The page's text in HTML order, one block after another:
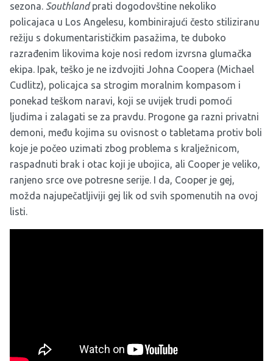
sezona. Southlandprati dogodovštine nekoliko
policajaca u Los Angelesu, kombinirajući često stiliziranu
režiju s dokumentarističkim pasažima, te duboko
razrađenim likovima koje nosi redom izvrsna glumačka
ekipa. Ipak, teško je ne izdvojiti Johna Coopera (Michael
Cudlitz), policajca sa strogim moralnim kompasom i
ponekad teškom naravi, koji se uvijek trudi pomoći
ljudima i zalagati se za pravdu. Progone ga razni privatni
demoni, među kojima su ovisnost o tabletama protiv boli
koje je počeo uzimati zbog problema s kralježnicom,
raspadnuti brak i otac koji je ubojica, ali Cooper je veliko,
ranjeno srce ove potresne serije. I da, Cooper je gej,
možda najupečatljiviji gej lik od svih spomenutih na ovoj
listi.